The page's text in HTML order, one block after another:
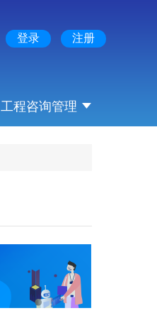
登录 注册
工程咨询管理